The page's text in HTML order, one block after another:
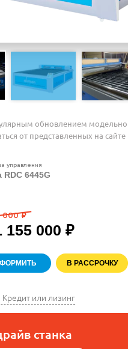
обновлением
от представленных на сайте
управления
RDC 6445G
000 ₽
155 000 ₽
В РАССРОЧКУ
или лизинг
станка